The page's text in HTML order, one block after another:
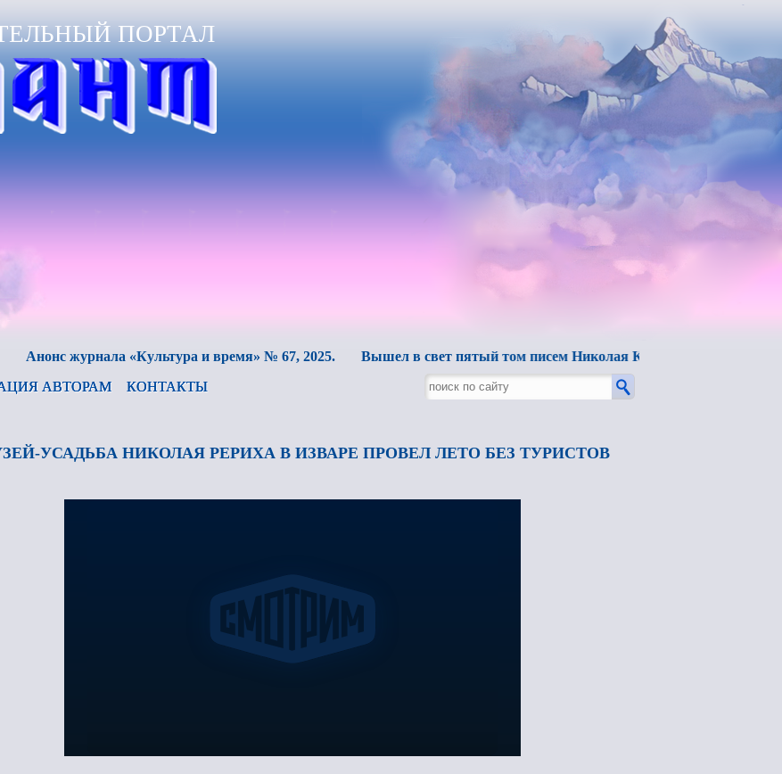
ПОРТАЛ
журнала «Культура и время» № 67, 2025. Вышел в свет пятый том писем Николая Константиновича Рериха.
АВТОРАМ КОНТАКТЫ
УСАДЬБА НИКОЛАЯ РЕРИХА В ИЗВАРЕ ПРОВЕЛ ЛЕТО БЕЗ ТУРИСТОВ